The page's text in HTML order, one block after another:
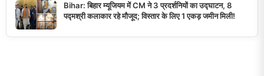
Bihar: बिहार म्यूजियम में CM ने 3 प्रदर्शनियों का उद्घाटन, 8
पद्मश्री कलाकार रहे मौजूद; विस्तार के लिए 1 एकड़ जमीन मिली!